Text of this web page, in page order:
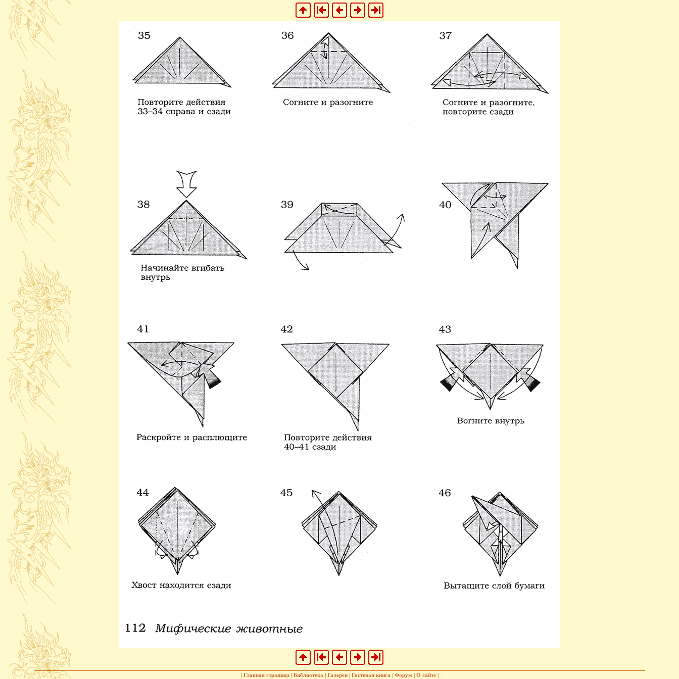
| Главная страница | Библиотека | Галереи| Гостевая книга | Форум | О сайте|